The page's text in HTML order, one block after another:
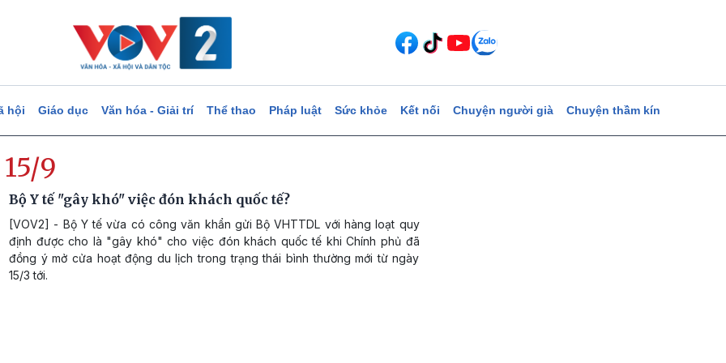
hội Giáo dục Văn hóa - Giải trí Thể thao Pháp luật Sức khỏe Kết nối Chuyện người già Chuyện thầm kín
9
Bộ Y tế "gây khó" việc đón khách quốc tế?
[VOV2] - Bộ Y tế vừa có công văn khẩn gửi Bộ VHTTDL với hàng loạt quy
định được cho là "gây khó" cho việc đón khách quốc tế khi Chính phủ đã
đồng ý mở cửa hoạt động du lịch trong trạng thái bình thường mới từ ngày
15/3 tới.